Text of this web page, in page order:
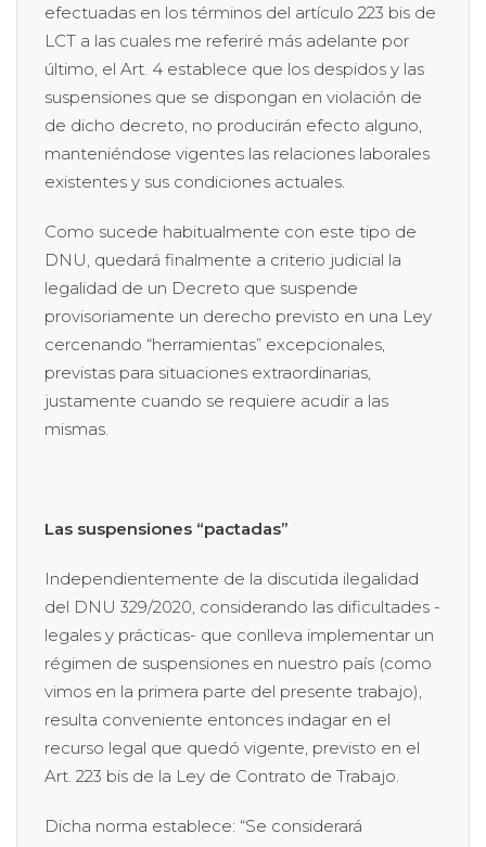
efectuadas en los términos del artículo 223 bis de
LCT a las cuales me referiré más adelante por
último, el Art. 4 establece que los despidos y las
suspensiones que se dispongan en violación de
de dicho decreto, no producirán efecto alguno,
manteniéndose vigentes las relaciones laborales
existentes y sus condiciones actuales.
Como sucede habitualmente con este tipo de
DNU, quedará finalmente a criterio judicial la
legalidad de un Decreto que suspende
provisoriamente un derecho previsto en una Ley
cercenando “herramientas” excepcionales,
previstas para situaciones extraordinarias,
justamente cuando se requiere acudir a las
mismas.
Las suspensiones “pactadas”
Independientemente de la discutida ilegalidad
del DNU 329/2020, considerando las dificultades -
legales y prácticas- que conlleva implementar un
régimen de suspensiones en nuestro país (como
vimos en la primera parte del presente trabajo),
resulta conveniente entonces indagar en el
recurso legal que quedó vigente, previsto en el
Art. 223 bis de la Ley de Contrato de Trabajo.
Dicha norma establece: “Se considerará